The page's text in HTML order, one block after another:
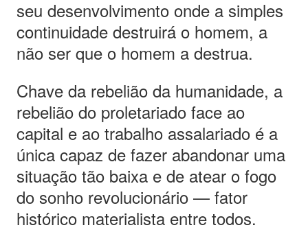
seu desenvolvimento onde a simples
continuidade destruirá o homem, a
não ser que o homem a destrua.
Chave da rebelião da humanidade, a
rebelião do proletariado face ao
capital e ao trabalho assalariado é a
única capaz de fazer abandonar uma
situação tão baixa e de atear o fogo
do sonho revolucionário — fator
histórico materialista entre todos.